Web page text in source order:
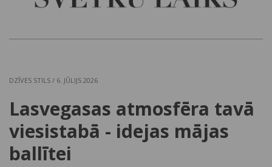
DZĪVES STILS / 6. JŪLIJS 2026
Lasvegasas atmosfēra tavā
viesistabā - idejas mājas
ballītei